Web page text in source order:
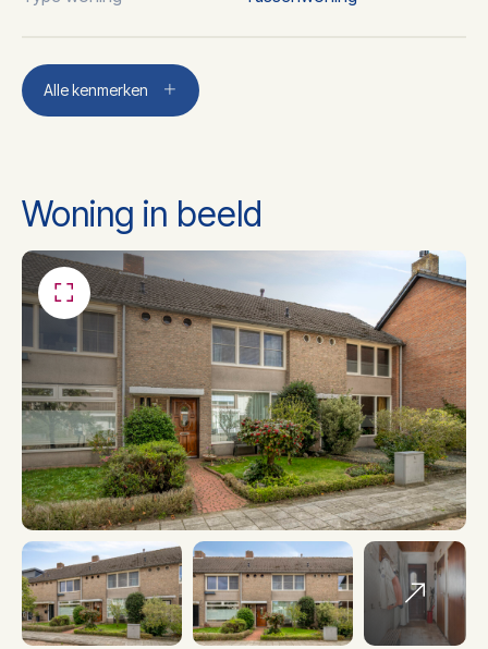
Aantal kamers
Badkamer voorzieningen
Toilet, douche, wastafel,
wasmachineaansluiting
Isolatie Dakisolatie, dubbel glas
Soort Verwarming Cv ketel
Ketel bouwjaar 2013
Alle kenmerken
Woning in beeld